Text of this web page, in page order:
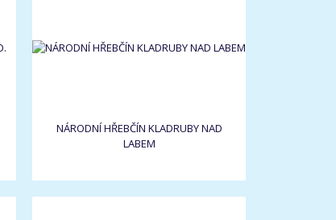
NÁRODNÍ HŘEBČÍN KLADRUBY NAD
LABEM